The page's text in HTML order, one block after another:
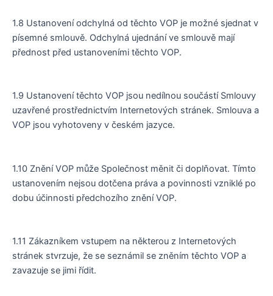
1.8 Ustanovení odchylná od těchto VOP je možné sjednat v
písemné smlouvě. Odchylná ujednání ve smlouvě mají
přednost před ustanoveními těchto VOP.
1.9 Ustanovení těchto VOP jsou nedílnou součástí Smlouvy
uzavřené prostřednictvím Internetových stránek. Smlouva a
VOP jsou vyhotoveny v českém jazyce.
1.10 Znění VOP může Společnost měnit či doplňovat. Tímto
ustanovením nejsou dotčena práva a povinnosti vzniklé po
dobu účinnosti předchozího znění VOP.
1.11 Zákazníkem vstupem na některou z Internetových
stránek stvrzuje, že se seznámil se zněním těchto VOP a
zavazuje se jimi řídit.